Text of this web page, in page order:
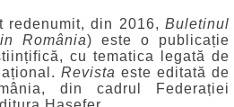
redenumit, din 2016,Buletinul
România) este o publicație
cu tematica legată de
Revista este editată de
din cadrul Federației